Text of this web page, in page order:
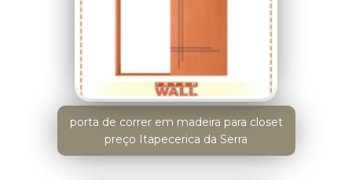
porta de correr em madeira para closet
preço Itapecerica da Serra